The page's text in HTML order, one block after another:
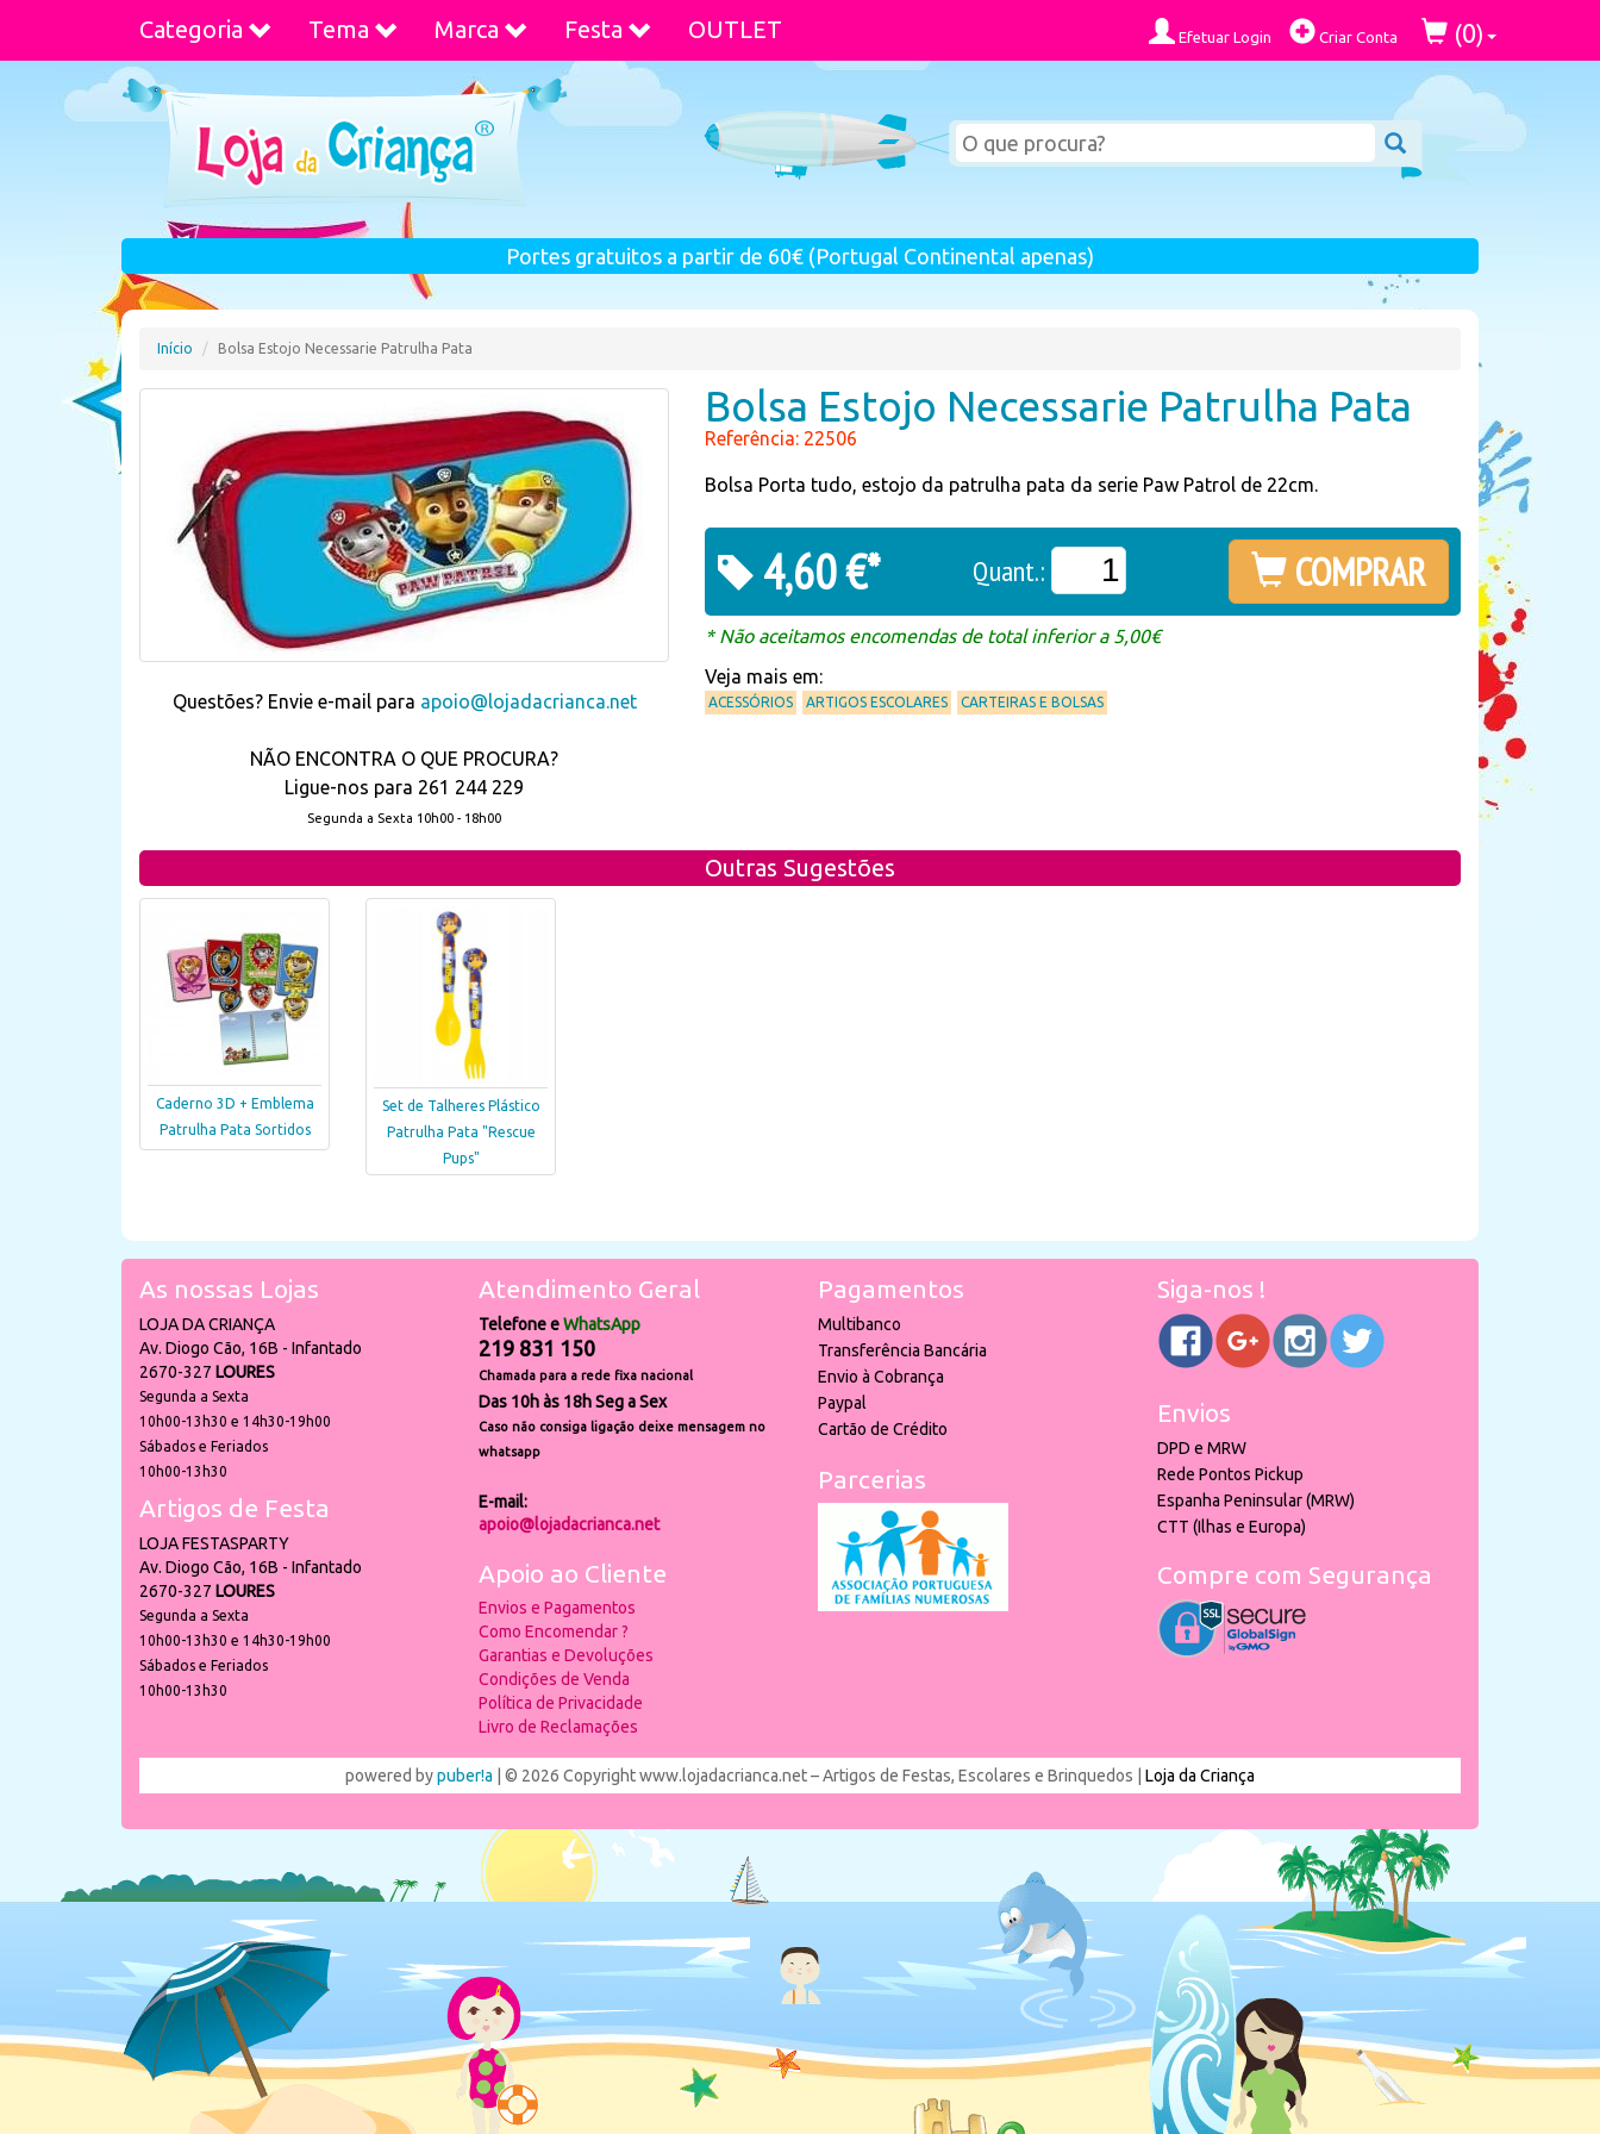
Categoria Tema Marca Festa OUTLET Efetuar Login Criar Conta (0)
Portes gratuitos a partir de 60€ (Portugal Continental apenas)
Início Bolsa Estojo Necessarie Patrulha Pata
Questões? Envie e-mail para apoio@lojadacrianca.net
NÃO ENCONTRA O QUE PROCURA?
Ligue-nos para 261 244 229
Segunda a Sexta 10h00 - 18h00
Bolsa Estojo Necessarie Patrulha Pata
Referência: 22506
Bolsa Porta tudo, estojo da patrulha pata da serie Paw Patrol de 22cm.
4,60 €* Quant.: COMPRAR
* Não aceitamos encomendas de total inferior a 5,00€
Veja mais em:
ACESSÓRIOS ARTIGOS ESCOLARES CARTEIRAS E BOLSAS
Outras Sugestões
Caderno 3D + Emblema
Patrulha Pata Sortidos
Set de Talheres Plástico
Patrulha Pata "Rescue
Pups"
As nossas Lojas
LOJA DA CRIANÇA
Av. Diogo Cão, 16B - Infantado
2670-327 LOURES
Segunda a Sexta
10h00-13h30 e 14h30-19h00
Sábados e Feriados
10h00-13h30
Artigos de Festa
LOJA FESTASPARTY
Av. Diogo Cão, 16B - Infantado
2670-327 LOURES
Segunda a Sexta
10h00-13h30 e 14h30-19h00
Sábados e Feriados
10h00-13h30
Atendimento Geral
Telefone eWhatsApp
219 831 150
Chamada para a rede fixa nacional
Das 10h às 18h Seg a Sex
Caso não consiga ligação deixe mensagem no
whatsapp
E-mail:
apoio@lojadacrianca.net
Apoio ao Cliente
Envios e Pagamentos
Como Encomendar ?
Garantias e Devoluções
Condições de Venda
Política de Privacidade
Livro de Reclamações
Pagamentos
Multibanco
Transferência Bancária
Envio à Cobrança
Paypal
Cartão de Crédito
Parcerias
Siga-nos !
Envios
DPD e MRW
Rede Pontos Pickup
Espanha Peninsular (MRW)
CTT (Ilhas e Europa)
Compre com Segurança
powered bypuber!a | © 2026 Copyright www.lojadacrianca.net – Artigos de Festas, Escolares e Brinquedos | Loja da Criança